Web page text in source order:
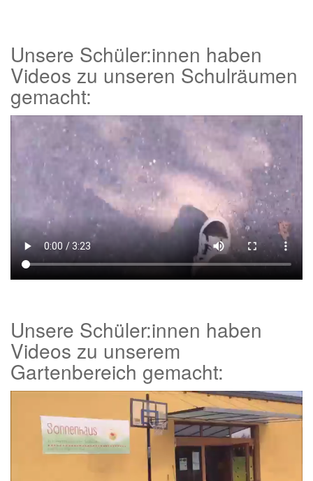
Unsere Schüler:innen haben
Videos zu unseren Schulräumen
gemacht:
Unsere Schüler:innen haben
Videos zu unserem
Gartenbereich gemacht: